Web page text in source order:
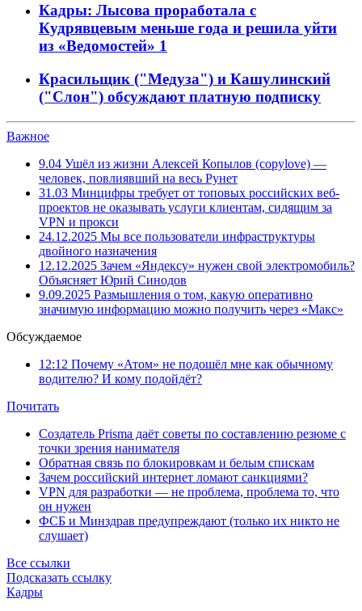
Кадры: Лысова проработала с
Кудрявцевым меньше года и решила уйти
из «Ведомостей» 1
Красильщик ("Медуза") и Кашулинский
("Слон") обсуждают платную подписку
Важное
9.04 Ушёл из жизни Алексей Копылов (copylove) —
человек, повлиявший на весь Рунет
31.03 Минцифры требует от топовых российских веб-
проектов не оказывать услуги клиентам, сидящим за
VPN и прокси
24.12.2025 Мы все пользователи инфраструктуры
двойного назначения
12.12.2025 Зачем «Яндексу» нужен свой электромобиль?
Объясняет Юрий Синодов
9.09.2025 Размышления о том, какую оперативно
значимую информацию можно получить через «Макс»
Обсуждаемое
12:12 Почему «Атом» не подошёл мне как обычному
водителю? И кому подойдёт?
Почитать
Создатель Prisma даёт советы по составлению резюме с
точки зрения нанимателя
Обратная связь по блокировкам и белым спискам
Зачем российский интернет ломают санкциями?
VPN для разработки — не проблема, проблема то, что
он нужен
ФСБ и Минздрав предупреждают (только их никто не
слушает)
Все ссылки
Подсказать ссылку
Кадры